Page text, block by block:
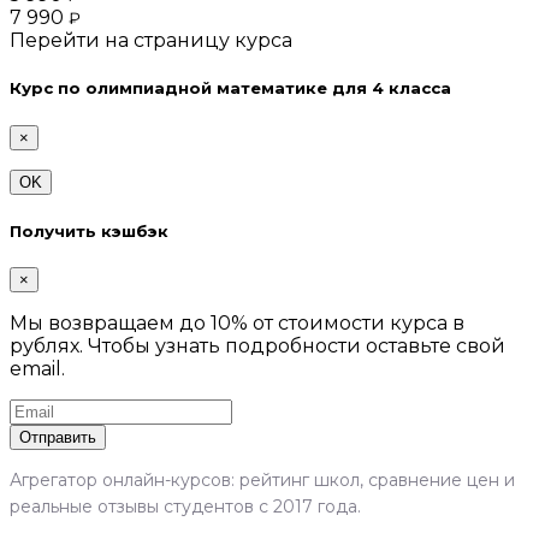
7 990 ₽
Перейти на страницу курса
Курс по олимпиадной математике для 4 класса
×
OK
Получить кэшбэк
×
Мы возвращаем до 10% от стоимости курса в
рублях. Чтобы узнать подробности оставьте свой
email.
Отправить
Агрегатор онлайн-курсов: рейтинг школ, сравнение цен и
реальные отзывы студентов с 2017 года.